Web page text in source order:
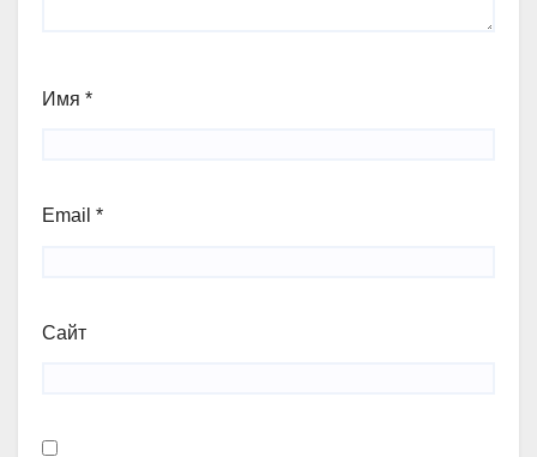
Имя *
Email *
Сайт